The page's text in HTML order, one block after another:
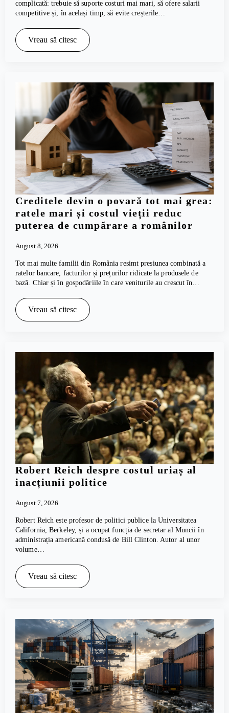
complicată: trebuie să suporte costuri mai mari, să ofere salarii
competitive și, în același timp, să evite creșterile…
Vreau să citesc
Creditele devin o povară tot mai grea:
ratele mari și costul vieții reduc
puterea de cumpărare a românilor
August 8, 2026
Tot mai multe familii din România resimt presiunea combinată a
ratelor bancare, facturilor și prețurilor ridicate la produsele de
bază. Chiar și în gospodăriile în care veniturile au crescut în…
Vreau să citesc
Robert Reich despre costul uriaș al
inacțiunii politice
August 7, 2026
Robert Reich este profesor de politici publice la Universitatea
California, Berkeley, și a ocupat funcția de secretar al Muncii în
administrația americană condusă de Bill Clinton. Autor al unor
volume…
Vreau să citesc